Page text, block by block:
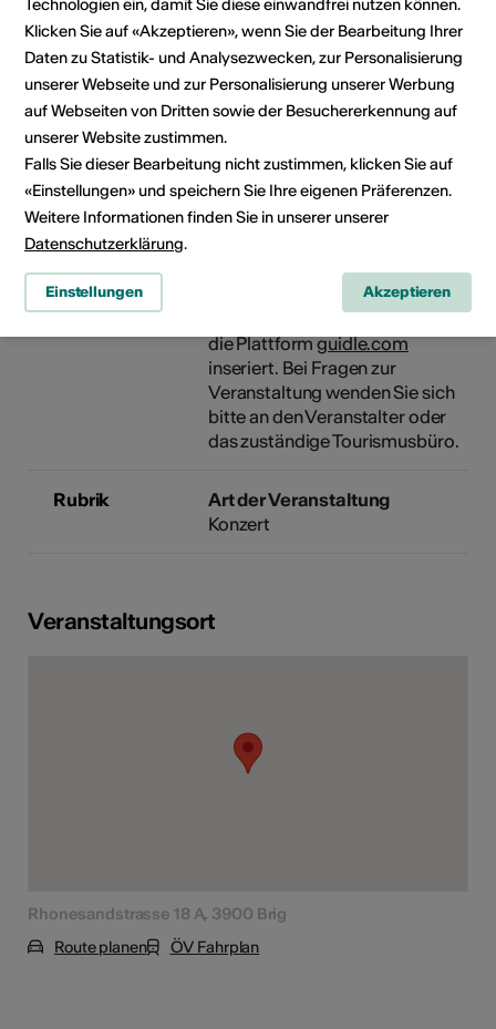
Lokalität
Simplonhalle
Rhonesandstrasse 18 A
3900 Brig
Veranstalter
act entertainment ag
Paulusgasse 16
4011 Basel
Diese Veranstaltung wurde über
die Plattformguidle.com
inseriert. Bei Fragen zur
Veranstaltung wenden Sie sich
bitte an den Veranstalter oder
das zuständige Tourismusbüro.
Rubrik
Art der Veranstaltung
Konzert
Veranstaltungsort
Rhonesandstrasse 18 A, 3900 Brig
Route planen
ÖV Fahrplan
Technologien ein, damit Sie diese einwandfrei nutzen können.
Klicken Sie auf «Akzeptieren», wenn Sie der Bearbeitung Ihrer
Daten zu Statistik- und Analysezwecken, zur Personalisierung
unserer Webseite und zur Personalisierung unserer Werbung
auf Webseiten von Dritten sowie der Besuchererkennung auf
unserer Website zustimmen.
Falls Sie dieser Bearbeitung nicht zustimmen, klicken Sie auf
«Einstellungen» und speichern Sie Ihre eigenen Präferenzen.
Weitere Informationen finden Sie in unserer unserer
Datenschutzerklärung.
Einstellungen Akzeptieren